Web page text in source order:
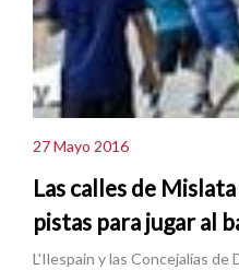
27 Mayo 2016
Las calles de
pistas para jugar al
L'Ilespain y las Concejalías